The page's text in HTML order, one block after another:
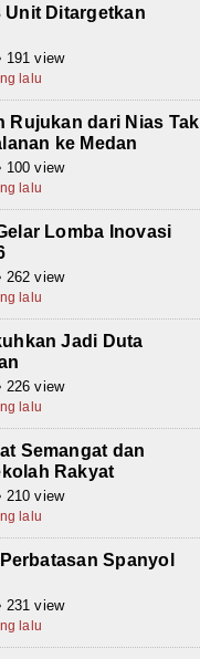
Unit Ditargetkan
191 view
lalu
Rujukan dari Nias Tak
ke Medan
100 view
lalu
Lomba Inovasi
262 view
lalu
Jadi Duta
226 view
lalu
Semangat dan
Rakyat
210 view
lalu
Spanyol
231 view
lalu